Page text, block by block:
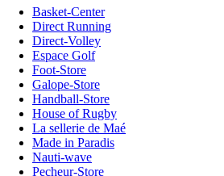
Basket-Center
Direct Running
Direct-Volley
Espace Golf
Foot-Store
Galope-Store
Handball-Store
House of Rugby
La sellerie de Maé
Made in Paradis
Nauti-wave
Pecheur-Store